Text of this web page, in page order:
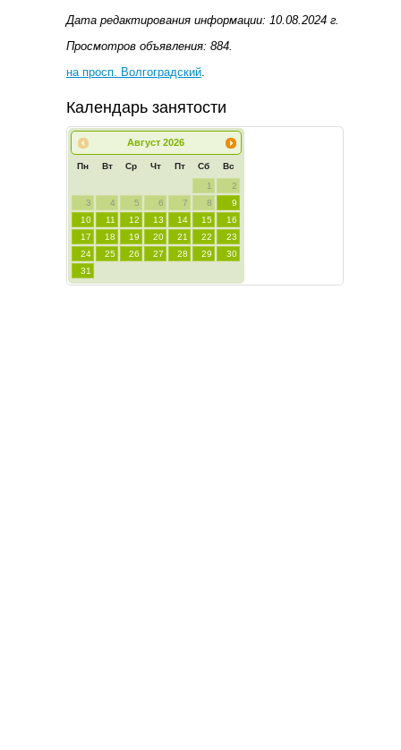
Дата редактирования информации: 10.08.2024 г.
Просмотров объявления: 884.
на просп. Волгоградский
Календарь занятости
Август 2026
Пн Вт Ср Чт Пт Сб Вс
1
2
3
4 5 6 7 8
9
10
11 12 13 14 15
16
17
18 19 20 21 22
23
24
25 26 27 28 29
30
31